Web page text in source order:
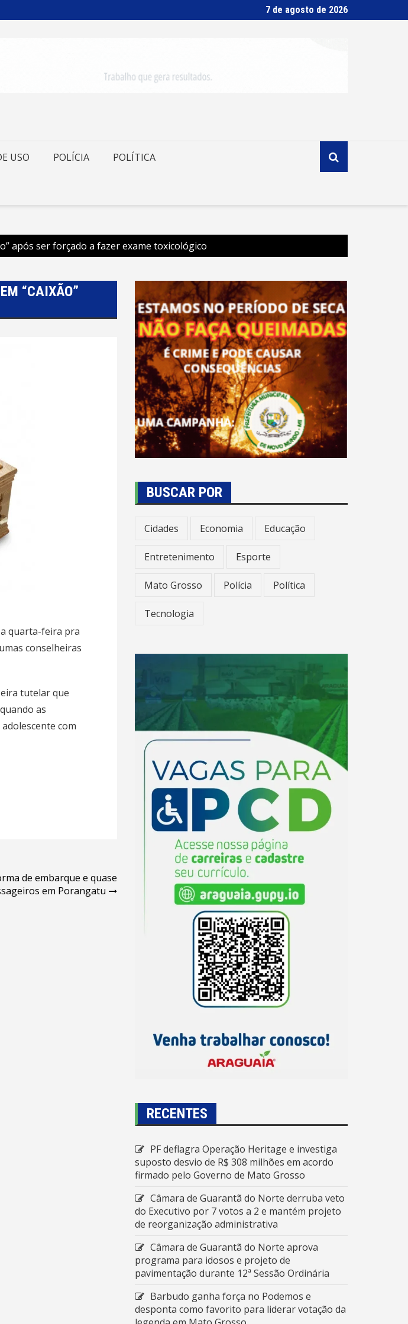
7 de agosto de 2026
USO POLÍCIA POLÍTICA
após ser forçado a fazer exame toxicológico
“CAIXÃO”
quarta-feira pra
conselheiras
tutelar que
as
com
de embarque e quase
em Porangatu
BUSCAR POR
Cidades Economia Educação
Entretenimento Esporte
Mato Grosso Polícia Política
Tecnologia
RECENTES
PF deflagra Operação Heritage e investiga
suposto desvio de R$ 308 milhões em acordo
firmado pelo Governo de Mato Grosso
Câmara de Guarantã do Norte derruba veto
do Executivo por 7 votos a 2 e mantém projeto
de reorganização administrativa
Câmara de Guarantã do Norte aprova
programa para idosos e projeto de
pavimentação durante 12ª Sessão Ordinária
Barbudo ganha força no Podemos e
desponta como favorito para liderar votação da